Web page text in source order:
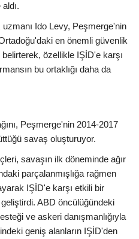
uzmanı Ido Levy, Peşmerge'nin
en önemli güvenlik
özellikle IŞİD'e karşı
bu ortaklığı daha da
Peşmerge'nin 2014-2017
savaş oluşturuyor.
savaşın ilk döneminde ağır
parçalanmışlığa rağmen
IŞİD'e karşı etkili bir
ABD öncülüğündeki
ve askeri danışmanlığıyla
geniş alanların IŞİD'den